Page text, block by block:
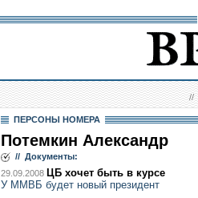
//
ПЕРСОНЫ НОМЕРА
Потемкин Александр
// Документы:
29.09.2008 ЦБ хочет быть в курсе
У ММВБ будет новый президент